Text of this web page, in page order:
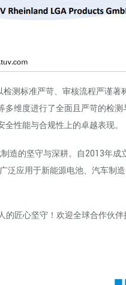
标准严苛、审核流程严谨著
维度进行了全面且严苛的检
性能与合规性上的卓越表现。
的坚守与深耕。自2013年成
泛应用于新能源电池、汽车制
匠心坚守！欢迎全球合作伙伴